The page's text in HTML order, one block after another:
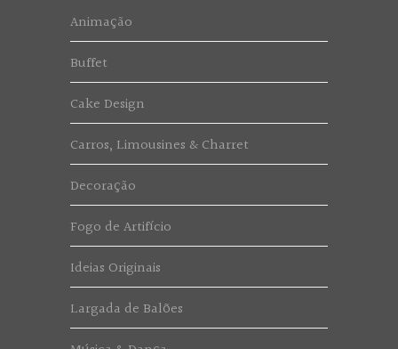
Animação
Buffet
Cake Design
Carros, Limousines & Charret
Decoração
Fogo de Artifício
Ideias Originais
Largada de Balões